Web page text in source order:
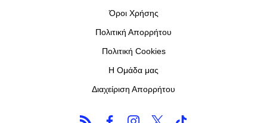
Όροι Χρήσης
Πολιτική Απορρήτου
Πολιτική Cookies
Η Ομάδα μας
Διαχείριση Απορρήτου